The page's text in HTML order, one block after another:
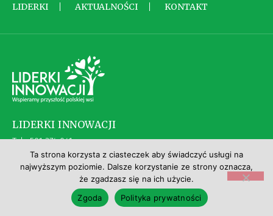
LIDERKI
AKTUALNOŚCI KONTAKT
LIDERKI INNOWACJI
Tel: 501 374 041
E-mail: kontakt@liderkiinnowacji.pl
Wszelkie prawa zastrzeżone © Liderki Innowacji
Projekt i wykonanie:Bass-in-Motion Studio
Ta strona korzysta z ciasteczek aby świadczyć usługi na
najwyższym poziomie. Dalsze korzystanie ze strony oznacza,
że zgadzasz się na ich użycie.
Zgoda
Polityka prywatności